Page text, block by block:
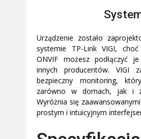
Urządzenie zostało
systemie TP-Link VIGI,
ONVIF możesz podłączyć
innych producentów. VIGI
bezpieczny monitoring,
zarówno w domach, jak i
Wyróżnia się
prostym i intuicyjnym